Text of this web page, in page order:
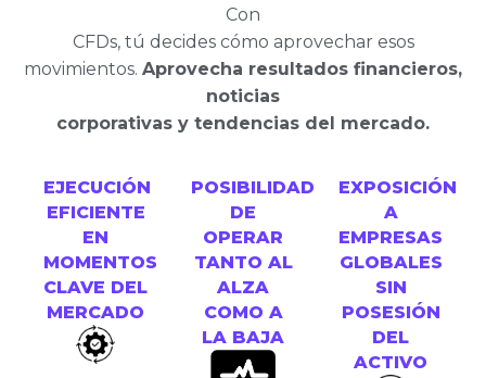
Con
CFDs, tú decides cómo aprovechar esos
movimientos. Aprovecha resultados financieros,
noticias
corporativas y tendencias del mercado.
EJECUCIÓN
EFICIENTE
EN
MOMENTOS
CLAVE DEL
MERCADO
POSIBILIDAD
DE
OPERAR
TANTO AL
ALZA
COMO A
LA BAJA
EXPOSICIÓN
A
EMPRESAS
GLOBALES
SIN
POSESIÓN
DEL
ACTIVO